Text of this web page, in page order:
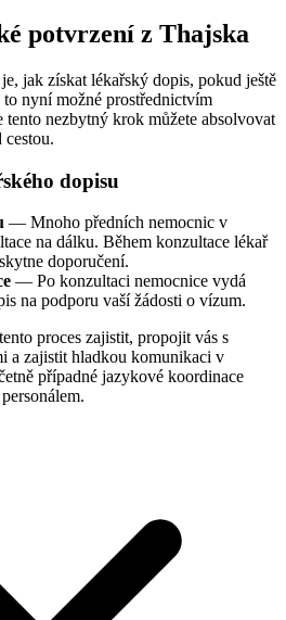
potvrzení z Thajska
jak získat lékařský dopis, pokud ještě
nyní možné prostřednictvím
tento nezbytný krok můžete absolvovat
cestou.
dopisu
— Mnoho předních nemocnic v
na dálku. Během konzultace lékař
doporučení.
— Po konzultaci nemocnice vydá
na podporu vaší žádosti o vízum.
proces zajistit, propojit vás s
a zajistit hladkou komunikaci v
případné jazykové koordinace